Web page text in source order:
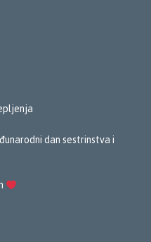
dan sestrinstva i